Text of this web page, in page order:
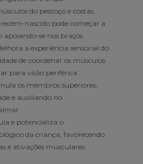
do pescoço e costas.
nascido pode começar a
se nos braços.
a experiência sensorial do
de coordenar os músculos
para visão periférica.
os membros superiores,
e auxiliando no
e potencializa o
da criança, favorecendo
e ativações musculares.